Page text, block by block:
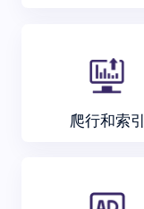
爬行和索引